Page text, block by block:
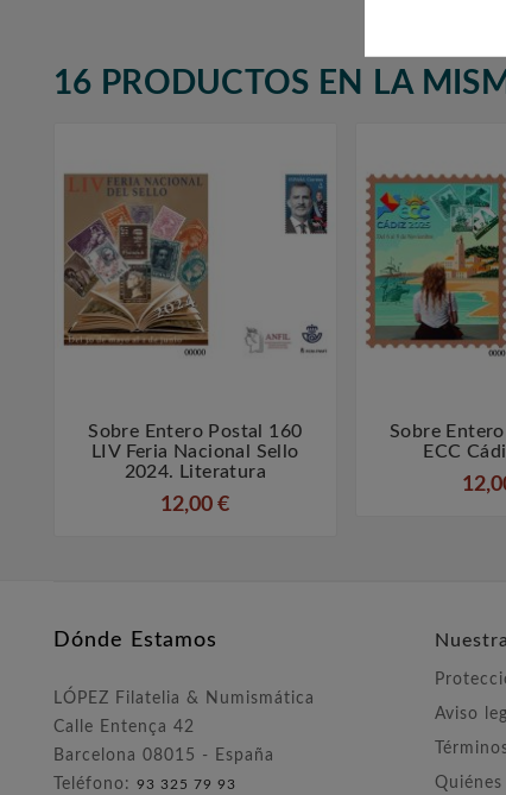
16 PRODUCTOS EN LA
 
Sobre Entero Postal 160
LIV Feria Nacional Sello
2024. Literatura
12,00 €

Sobre
ECC
Dónde Estamos
LÓPEZ Filatelia & Numismática
Calle Entença 42
Barcelona 08015 - España
Teléfono: 93 325 79 93
Aviso
Quiénes